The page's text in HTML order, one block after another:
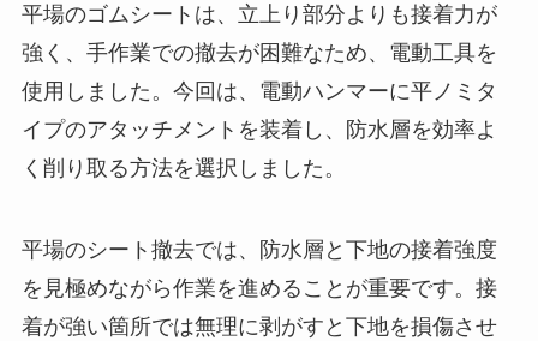
平場のゴムシートは、立上り部分よりも接着力が
強く、手作業での撤去が困難なため、電動工具を
使用しました。今回は、電動ハンマーに平ノミタ
イプのアタッチメントを装着し、防水層を効率よ
く削り取る方法を選択しました。
平場のシート撤去では、防水層と下地の接着強度
を見極めながら作業を進めることが重要です。接
着が強い箇所では無理に剥がすと下地を損傷させ